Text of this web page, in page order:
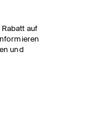
auf
und